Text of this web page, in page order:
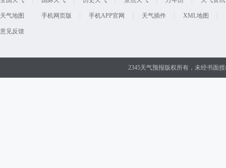
天气地图 手机网页版 手机APP官网 天气插件 XML地图
意见反馈
2345天气预报版权所有，未经书面